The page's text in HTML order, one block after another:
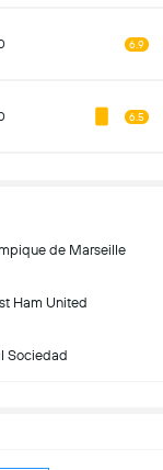
6.9
6.5
de Marseille
Ham United
Sociedad